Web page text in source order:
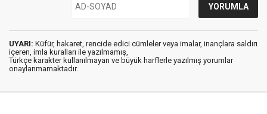
UYARI: Küfür, hakaret, rencide edici cümleler veya imalar, inançlara saldırı
içeren, imla kuralları ile yazılmamış,
Türkçe karakter kullanılmayan ve büyük harflerle yazılmış yorumlar
onaylanmamaktadır.